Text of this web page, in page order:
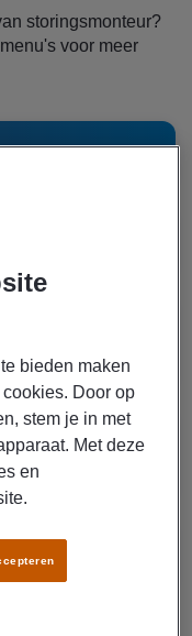
storingsmonteur?
voor meer
worden?
bieden maken
Door op
stem je in met
Met deze
en